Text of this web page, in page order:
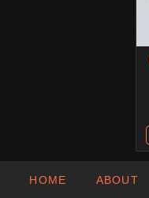
HOME ABOUT